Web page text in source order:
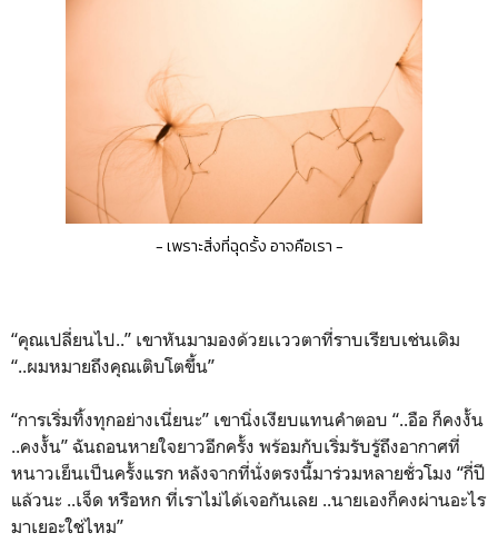
- เพราะสิ่งที่ฉุดรั้ง อาจคือเรา -
“คุณเปลี่ยนไป..” เขาหันมามองด้วยเเววตาที่ราบเรียบเช่นเดิม
“..ผมหมายถึงคุณเติบโตขึ้น”
“การเริ่มทิ้งทุกอย่างเนี่ยนะ” เขานิ่งเงียบแทนคำตอบ “..อือ ก็คงงั้น
..คงงั้น” ฉันถอนหายใจยาวอีกครั้ง พร้อมกับเริ่มรับรู้ถึงอากาศที่
หนาวเย็นเป็นครั้งแรก หลังจากที่นั่งตรงนี้มาร่วมหลายชั่วโมง “กี่ปี
แล้วนะ ..เจ็ด หรือหก ที่เราไม่ได้เจอกันเลย ..นายเองก็คงผ่านอะไร
มาเยอะใช่ไหม”